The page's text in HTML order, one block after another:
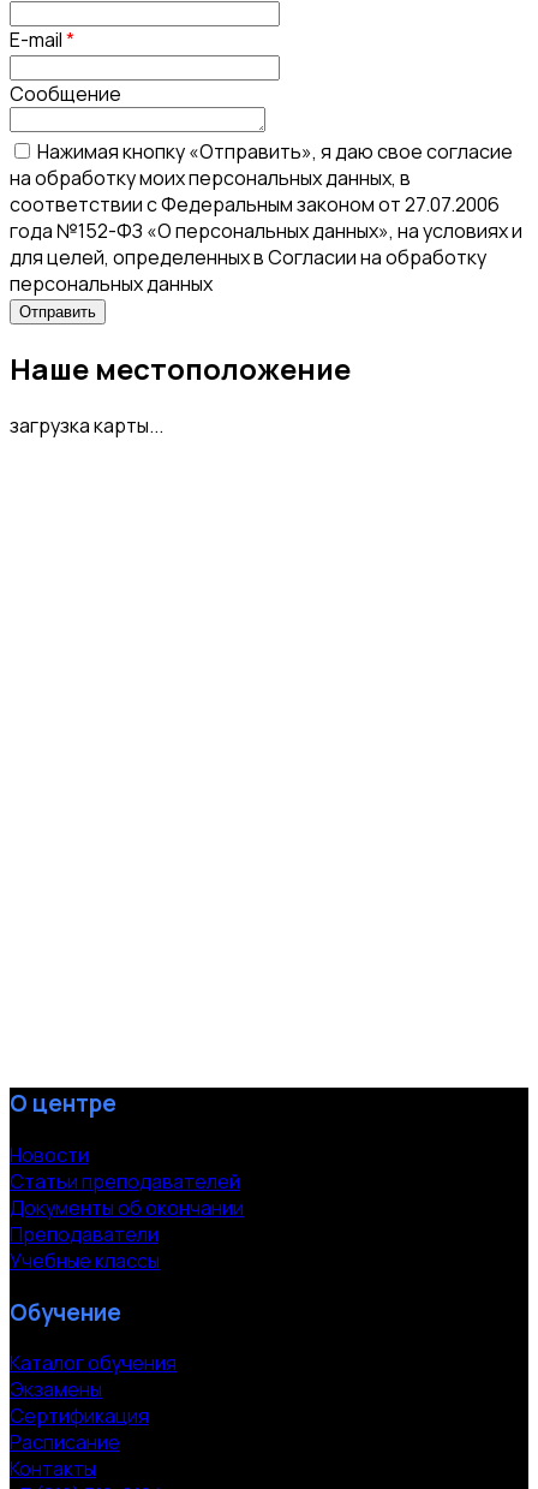
E-mail*
Сообщение
Нажимая кнопку «Отправить», я даю свое согласие
на обработку моих персональных данных, в
соответствии с Федеральным законом от 27.07.2006
года №152-ФЗ «О персональных данных», на условиях и
для целей, определенных в Согласии на обработку
персональных данных
Наше местоположение
загрузка карты...
О центре
Новости
Статьи преподавателей
Документы об окончании
Преподаватели
Учебные классы
Обучение
Каталог обучения
Экзамены
Сертификация
Расписание
Контакты